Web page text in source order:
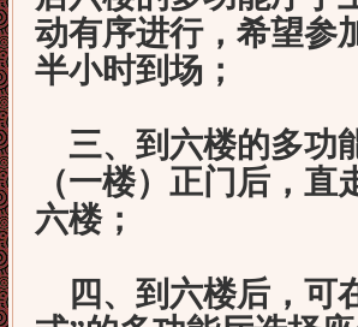
动有序进行，希望参
半小时到场；
三、到六楼的多功
（一楼）正门后，
六楼；
四、到六楼后，可